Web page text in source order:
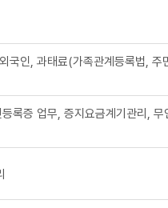
국인, 과태료(가족관계등록법, 주
록증 업무, 증지요금계기관리, 무